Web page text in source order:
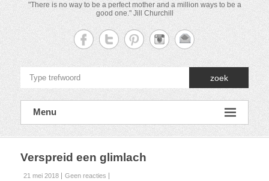
"There is no way to be a perfect mother and a million ways to be a
good one." Jill Churchill
zoek
Menu
Verspreid een glimlach
21 mei 2018 Geen reacties